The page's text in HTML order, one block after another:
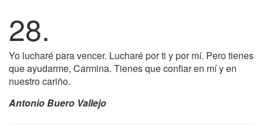
28.
Yo lucharé para vencer. Lucharé por ti y por mí. Pero tienes
que ayudarme, Carmina. Tienes que confiar en mí y en
nuestro cariño.
Antonio Buero Vallejo